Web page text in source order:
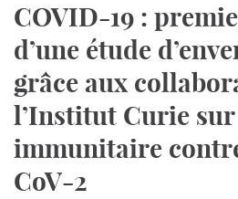
COVID-19 :
d’une étude
grâce aux
l’Institut Curie
immunitaire
CoV-2